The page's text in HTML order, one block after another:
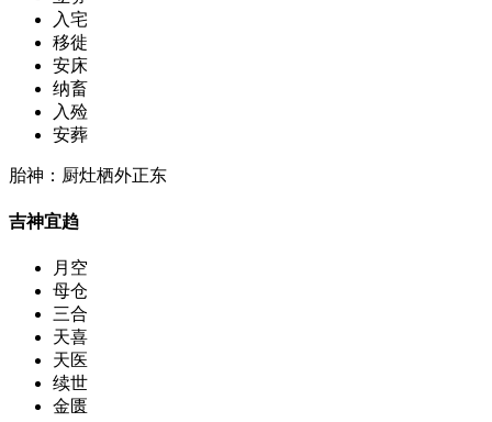
入宅
移徙
安床
纳畜
入殓
安葬
胎神：厨灶栖外正东
吉神宜趋
月空
母仓
三合
天喜
天医
续世
金匮